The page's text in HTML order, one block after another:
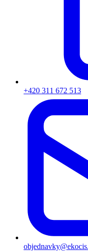
+420 311 672 513